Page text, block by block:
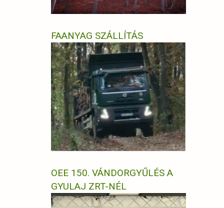
FAANYAG SZÁLLÍTÁS
OEE 150. VÁNDORGYŰLÉS A
GYULAJ ZRT-NÉL